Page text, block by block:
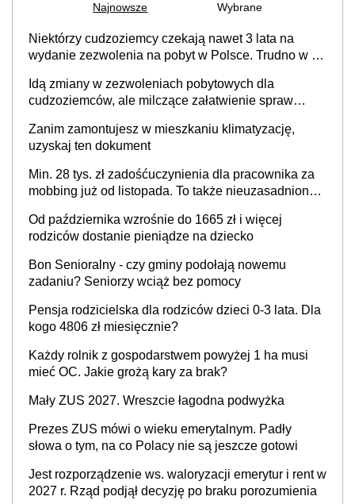
Najnowsze Wybrane
Niektórzy cudzoziemcy czekają nawet 3 lata na
wydanie zezwolenia na pobyt w Polsce. Trudno w to
to realny problem
Idą zmiany w zezwoleniach pobytowych dla
cudzoziemców, ale milczące załatwienie spraw
Zanim zamontujesz w mieszkaniu klimatyzację,
uzyskaj ten dokument
Min. 28 tys. zł zadośćuczynienia dla pracownika za
mobbing już od listopada. To także nieuzasadniona
Od października wzrośnie do 1665 zł i więcej
rodziców dostanie pieniądze na dziecko
Bon Senioralny - czy gminy podołają nowemu
zadaniu? Seniorzy wciąż bez pomocy
Pensja rodzicielska dla rodziców dzieci 0-3 lata. Dla
kogo 4806 zł miesięcznie?
Każdy rolnik z gospodarstwem powyżej 1 ha musi
mieć OC. Jakie grożą kary za brak?
Mały ZUS 2027. Wreszcie łagodna podwyżka
Prezes ZUS mówi o wieku emerytalnym. Padły
słowa o tym, na co Polacy nie są jeszcze gotowi
Jest rozporządzenie ws. waloryzacji emerytur i rent w
2027 r. Rząd podjął decyzję po braku porozumienia